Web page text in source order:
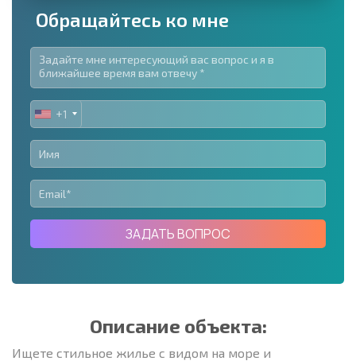
Обращайтесь ко мне
UNITED
STATES
+1
+1
ЗАДАТЬ ВОПРОС
Описание объекта:
Ищете стильное жилье с видом на море и